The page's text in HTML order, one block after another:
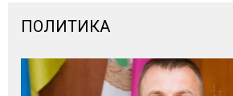
ПОЛИТИКА